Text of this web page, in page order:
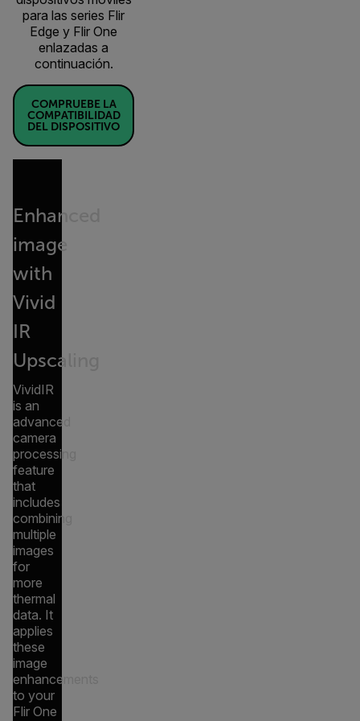
para las series Flir
Edge y Flir One
enlazadas a
continuación.
COMPRUEBE LA
COMPATIBILIDAD
DEL DISPOSITIVO
Enhanced
image
with
Vivid
IR
Upscaling
VividIR
is an
advanced
camera
processing
feature
that
includes
combining
multiple
images
for
more
thermal
data. It
applies
these
image
enhancements
to your
Flir One